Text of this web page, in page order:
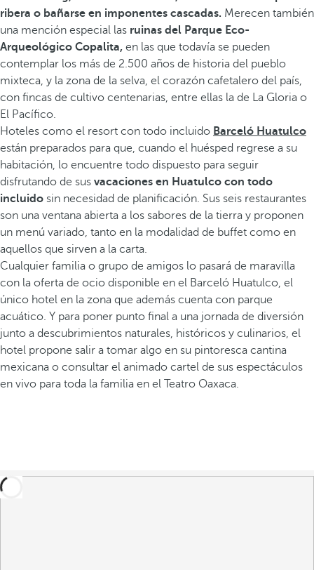
ribera o bañarse en imponentes cascadas. Merecen también
una mención especial las ruinas del Parque Eco-
Arqueológico Copalita, en las que todavía se pueden
contemplar los más de 2.500 años de historia del pueblo
mixteca, y la zona de la selva, el corazón cafetalero del país,
con fincas de cultivo centenarias, entre ellas la de La Gloria o
El Pacífico.
Hoteles como el resort con todo incluido Barceló Huatulco
están preparados para que, cuando el huésped regrese a su
habitación, lo encuentre todo dispuesto para seguir
disfrutando de sus vacaciones en Huatulco con todo
incluido sin necesidad de planificación. Sus seis restaurantes
son una ventana abierta a los sabores de la tierra y proponen
un menú variado, tanto en la modalidad de buffet como en
aquellos que sirven a la carta.
Cualquier familia o grupo de amigos lo pasará de maravilla
con la oferta de ocio disponible en el Barceló Huatulco, el
único hotel en la zona que además cuenta con parque
acuático. Y para poner punto final a una jornada de diversión
junto a descubrimientos naturales, históricos y culinarios, el
hotel propone salir a tomar algo en su pintoresca cantina
mexicana o consultar el animado cartel de sus espectáculos
en vivo para toda la familia en el Teatro Oaxaca.